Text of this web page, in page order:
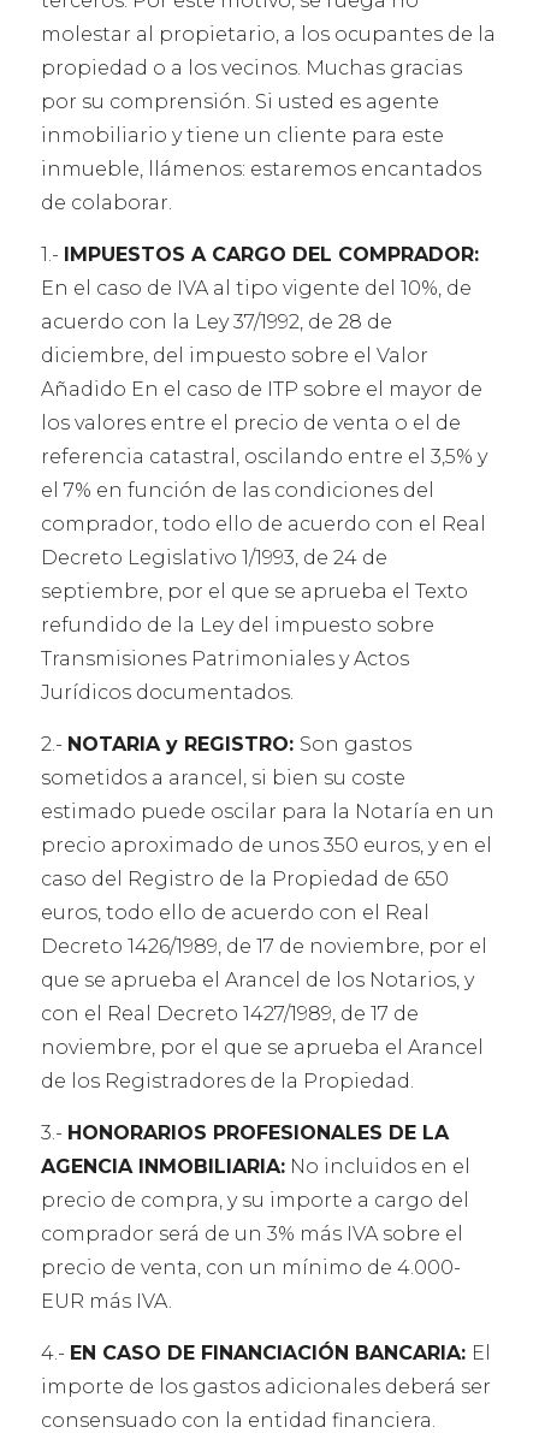
molestar al propietario, a los ocupantes de la
propiedad o a los vecinos. Muchas gracias
por su comprensión. Si usted es agente
inmobiliario y tiene un cliente para este
inmueble, llámenos: estaremos encantados
de colaborar.
1.- IMPUESTOS A CARGO DEL COMPRADOR:
En el caso de IVA al tipo vigente del 10%, de
acuerdo con la Ley 37/1992, de 28 de
diciembre, del impuesto sobre el Valor
Añadido En el caso de ITP sobre el mayor de
los valores entre el precio de venta o el de
referencia catastral, oscilando entre el 3,5% y
el 7% en función de las condiciones del
comprador, todo ello de acuerdo con el Real
Decreto Legislativo 1/1993, de 24 de
septiembre, por el que se aprueba el Texto
refundido de la Ley del impuesto sobre
Transmisiones Patrimoniales y Actos
Jurídicos documentados.
2.- NOTARIA y REGISTRO: Son gastos
sometidos a arancel, si bien su coste
estimado puede oscilar para la Notaría en un
precio aproximado de unos 350 euros, y en el
caso del Registro de la Propiedad de 650
euros, todo ello de acuerdo con el Real
Decreto 1426/1989, de 17 de noviembre, por el
que se aprueba el Arancel de los Notarios, y
con el Real Decreto 1427/1989, de 17 de
noviembre, por el que se aprueba el Arancel
de los Registradores de la Propiedad.
3.- HONORARIOS PROFESIONALES DE LA
AGENCIA INMOBILIARIA: No incluidos en el
precio de compra, y su importe a cargo del
comprador será de un 3% más IVA sobre el
precio de venta, con un mínimo de 4.000-
EUR más IVA.
4.- EN CASO DE FINANCIACIÓN BANCARIA: El
importe de los gastos adicionales deberá ser
consensuado con la entidad financiera.